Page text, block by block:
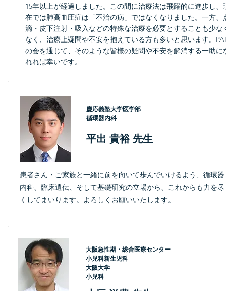
15年以上が経過しました。この間に治療法は飛躍的に進歩し、
在では肺高血圧症は「不治の病」ではなくなりました。一方、
滴・皮下注射・吸入などの特殊な治療を必要とすることも少な
なく、治療上疑問や不安を抱えている方も多いと思います。
の会を通じて、そのような皆様の疑問や不安を解消する一助に
れれば幸いです。
慶応義塾大学医学部
循環器内科
平出 貴裕 先生
患者さん・ご家族と一緒に前を向いて歩んでいけるよう、循環器
内科、臨床遺伝、そして基礎研究の立場から、これからも力を尽
くしてまいります。よろしくお願いいたします。
大阪急性期・総合医療センター
小児科新生児科
大阪大学
小児科